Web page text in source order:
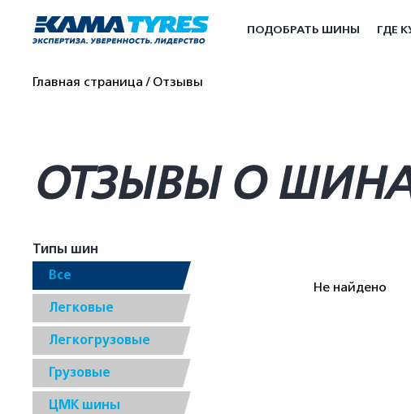
ПОДОБРАТЬ ШИНЫ ГДЕ
Главная страница Отзывы
ОТЗЫВЫ О
Типы шин
Все
Легковые
Легкогрузовые
Грузовые
ЦМК шины
Не найдено